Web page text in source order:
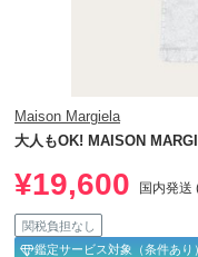
Maison Margiela
大人もOK! MAISON
¥19,600 国内発送
関税負担なし
鑑定サービス対象（条件あり）